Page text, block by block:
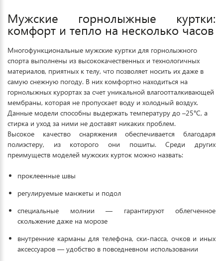
Мужские горнолыжные куртки:
комфорт и тепло на несколько часов
Многофункциональные мужские куртки для горнолыжного
спорта выполнены из высококачественных и технологичных
материалов, приятных к телу, что позволяет носить их даже в
самую снежную погоду. В них комфортно находиться на
горнолыжных курортах за счет уникальной влагоотталкивающей
мембраны, которая не пропускает воду и холодный воздух.
Данные модели способны выдержать температуру до –25°C, а
стирка и уход за ними не доставят никаких проблем.
Высокое качество снаряжения обеспечивается благодаря
полиэстеру, из которого они пошиты. Среди других
преимуществ моделей мужских курток можно назвать:
проклеенные швы
регулируемые манжеты и подол
специальные молнии — гарантируют облегченное
скольжение даже на морозе
внутренние карманы для телефона, ски-пасса, очков и иных
аксессуаров — удобство в повседневном использовании